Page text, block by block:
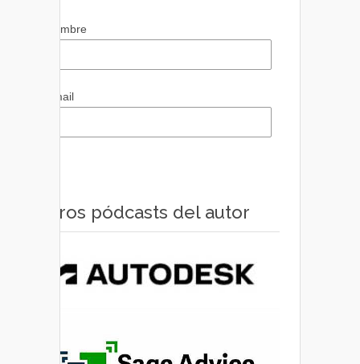
Nombre
Email
Otros pódcasts del autor